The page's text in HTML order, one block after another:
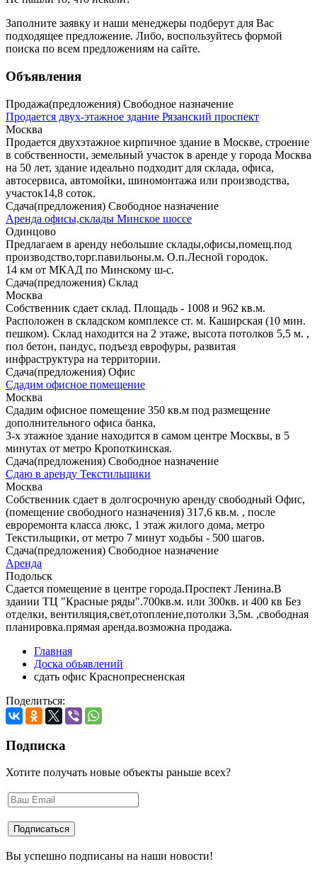
Заполните заявку и наши менеджеры подберут для Вас
подходящее предложение. Либо, воспользуйтесь формой
поиска по всем предложениям на сайте.
Объявления
Продажа(предложения) Свободное назначение
Продается двух-этажное здание Рязанский проспект
Москва
Продается двухэтажное кирпичное здание в Москве, строение
в собственности, земельный участок в аренде у города Москва
на 50 лет, здание идеально подходит для склада, офиса,
автосервиса, автомойки, шиномонтажа или производства,
участок14,8 соток.
Сдача(предложения) Свободное назначение
Аренда офисы,склады Минское шоссе
Одинцово
Предлагаем в аренду небольшие склады,офисы,помещ.под
производство,торг.павильоны.м. О.п.Лесной городок.
14 км от МКАД по Минскому ш-с.
Сдача(предложения) Склад
Москва
Собственник сдает склад. Площадь - 1008 и 962 кв.м.
Расположен в складском комплексе ст. м. Каширская (10 мин.
пешком). Склад находится на 2 этаже, высота потолков 5,5 м. ,
пол бетон, пандус, подъезд еврофуры, развитая
инфраструктура на территории.
Сдача(предложения) Офис
Сдадим офисное помещение
Москва
Сдадим офисное помещение 350 кв.м под размещение
дополнительного офиса банка,
3-х этажное здание находится в самом центре Москвы, в 5
минутах от метро Кропоткинская.
Сдача(предложения) Свободное назначение
Сдаю в аренду Текстильщики
Москва
Собственник сдает в долгосрочную аренду свободный Офис,
(помещение свободного назначения) 317,6 кв.м. , после
евроремонта класса люкс, 1 этаж жилого дома, метро
Текстильщики, от метро 7 минут ходьбы - 500 шагов.
Сдача(предложения) Свободное назначение
Аренда
Подольск
Сдается помещение в центре города.Проспект Ленина.В
здании ТЦ "Красные ряды".700кв.м. или 300кв. и 400 кв Без
отделки, вентиляция,свет,отопление,потолки 3,5м. ,свободная
планировка.прямая аренда.возможна продажа.
Главная
Доска объявлений
сдать офис Краснопресненская
Поделиться:
Подписка
Хотите получать новые объекты раньше всех?
Вы успешно подписаны на наши новости!